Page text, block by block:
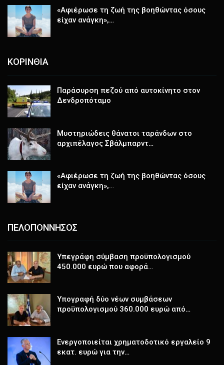
«Αφιέρωσε τη ζωή της βοηθώντας όσους
είχαν ανάγκη»,…
ΚΟΡΙΝΘΙΑ
Παράσυρση πεζού από αυτοκίνητο στον
Δενδροπόταμο
Μυστηριώδεις θάνατοι ταράνδων στο
αρχιπέλαγος Σβάλμπαρντ…
«Αφιέρωσε τη ζωή της βοηθώντας όσους
είχαν ανάγκη»,…
ΠΕΛΟΠΟΝΝΗΣΟΣ
Υπεγράφη σύμβαση προϋπολογισμού
450.000 ευρώ που αφορά…
Υπογραφή δύο νέων συμβάσεων
προϋπολογισμού 360.000 ευρώ από…
Ενεργοποιείται χρηματοδοτικό εργαλείο 9
εκατ. ευρώ για την…